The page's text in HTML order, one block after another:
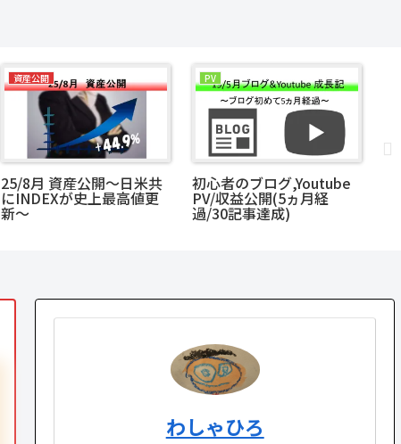
資産公開
25/8月 資産公開～日米共
にINDEXが史上最高値更
新～
PV
初心者のブログ,Youtube
PV/収益公開(5ヵ月経
過/30記事達成)
わしゃひろ